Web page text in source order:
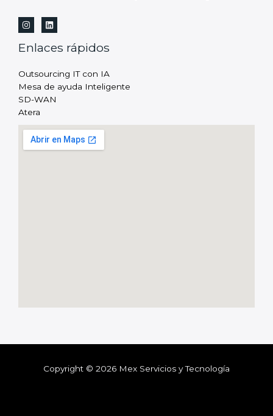
Enlaces rápidos
Outsourcing IT con IA
Mesa de ayuda Inteligente
SD-WAN
Atera
Copyright © 2026 Mex Servicios y Tecnología